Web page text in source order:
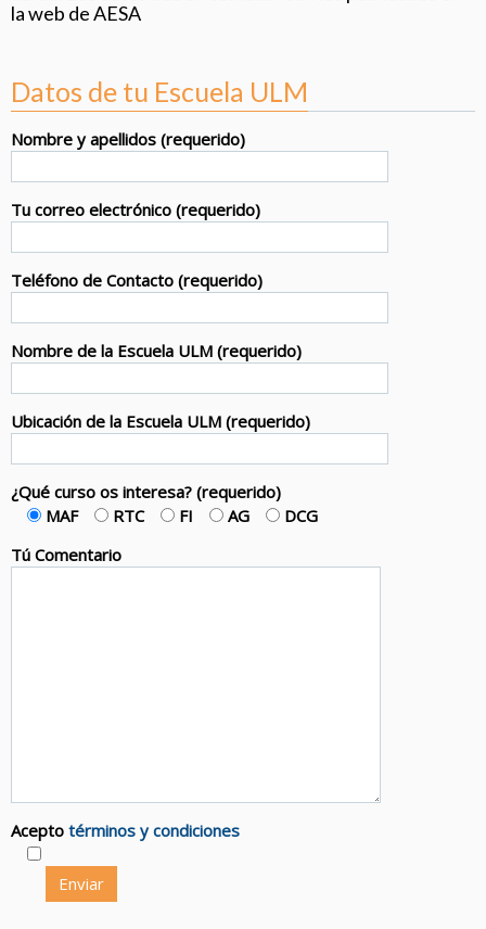
la web de AESA
Datos de tu Escuela ULM
Nombre y apellidos (requerido)
Tu correo electrónico (requerido)
Teléfono de Contacto (requerido)
Nombre de la Escuela ULM (requerido)
Ubicación de la Escuela ULM (requerido)
¿Qué curso os interesa? (requerido)
MAF
RTC FI AG
DCG
Tú Comentario
Acepto términos y condiciones